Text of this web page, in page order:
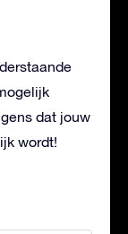
dat jouw
wordt!